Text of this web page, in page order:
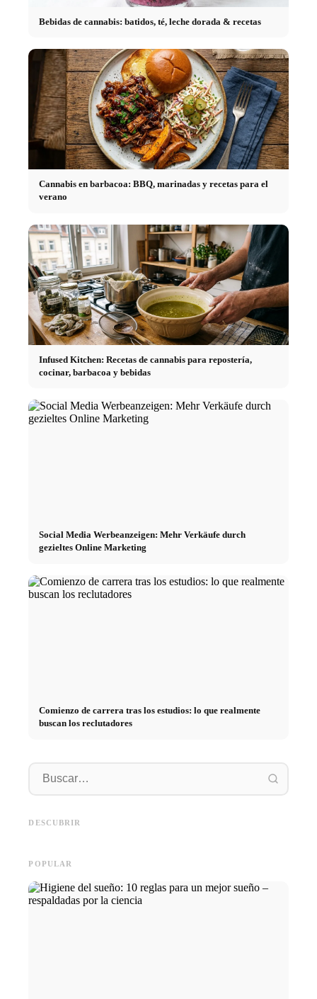
Bebidas de cannabis: batidos, té, leche dorada & recetas
Cannabis en barbacoa: BBQ, marinadas y recetas para el
verano
Infused Kitchen: Recetas de cannabis para repostería,
cocinar, barbacoa y bebidas
Social Media Werbeanzeigen: Mehr Verkäufe durch
gezieltes Online Marketing
Comienzo de carrera tras los estudios: lo que realmente
buscan los reclutadores
DESCUBRIR
carrera
POPULAR